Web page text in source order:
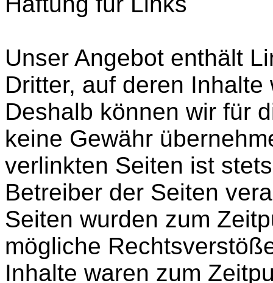
Unser Angebot enthält
Dritter, auf deren
Deshalb können wir für
keine Gewähr
verlinkten Seiten ist
Betreiber der Seiten
Seiten wurden zum
mögliche
Inhalte waren zum